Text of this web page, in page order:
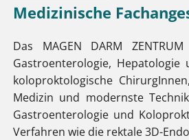
Medizinische
Das MAGEN DARM
Gastroenterologie,
koloproktologische
Medizin und modernste
Gastroenterologie und
Verfahren wie die rektale 3D-